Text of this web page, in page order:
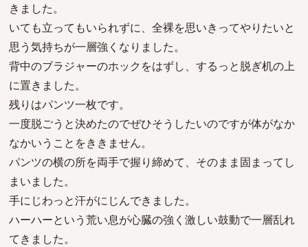
きました。
いても立ってもいられずに、全裸を思いきってやりたいと
思う気持ちが一層強くなりました。
背中のブラジャーのホックをはずし、するっと脱ぎ机の上
に置きました。
残りはパンツ一枚です。
一度脱ごうと決めたのでぜひそうしたいのですが体がなか
なかいうことをききません。
パンツの横の所を両手で握り締めて、そのまま固まってし
まいました。
手にじわっと汗がにじんできました。
ハーハーという荒い息が心臓の強く激しい鼓動で一層乱れ
てきました。